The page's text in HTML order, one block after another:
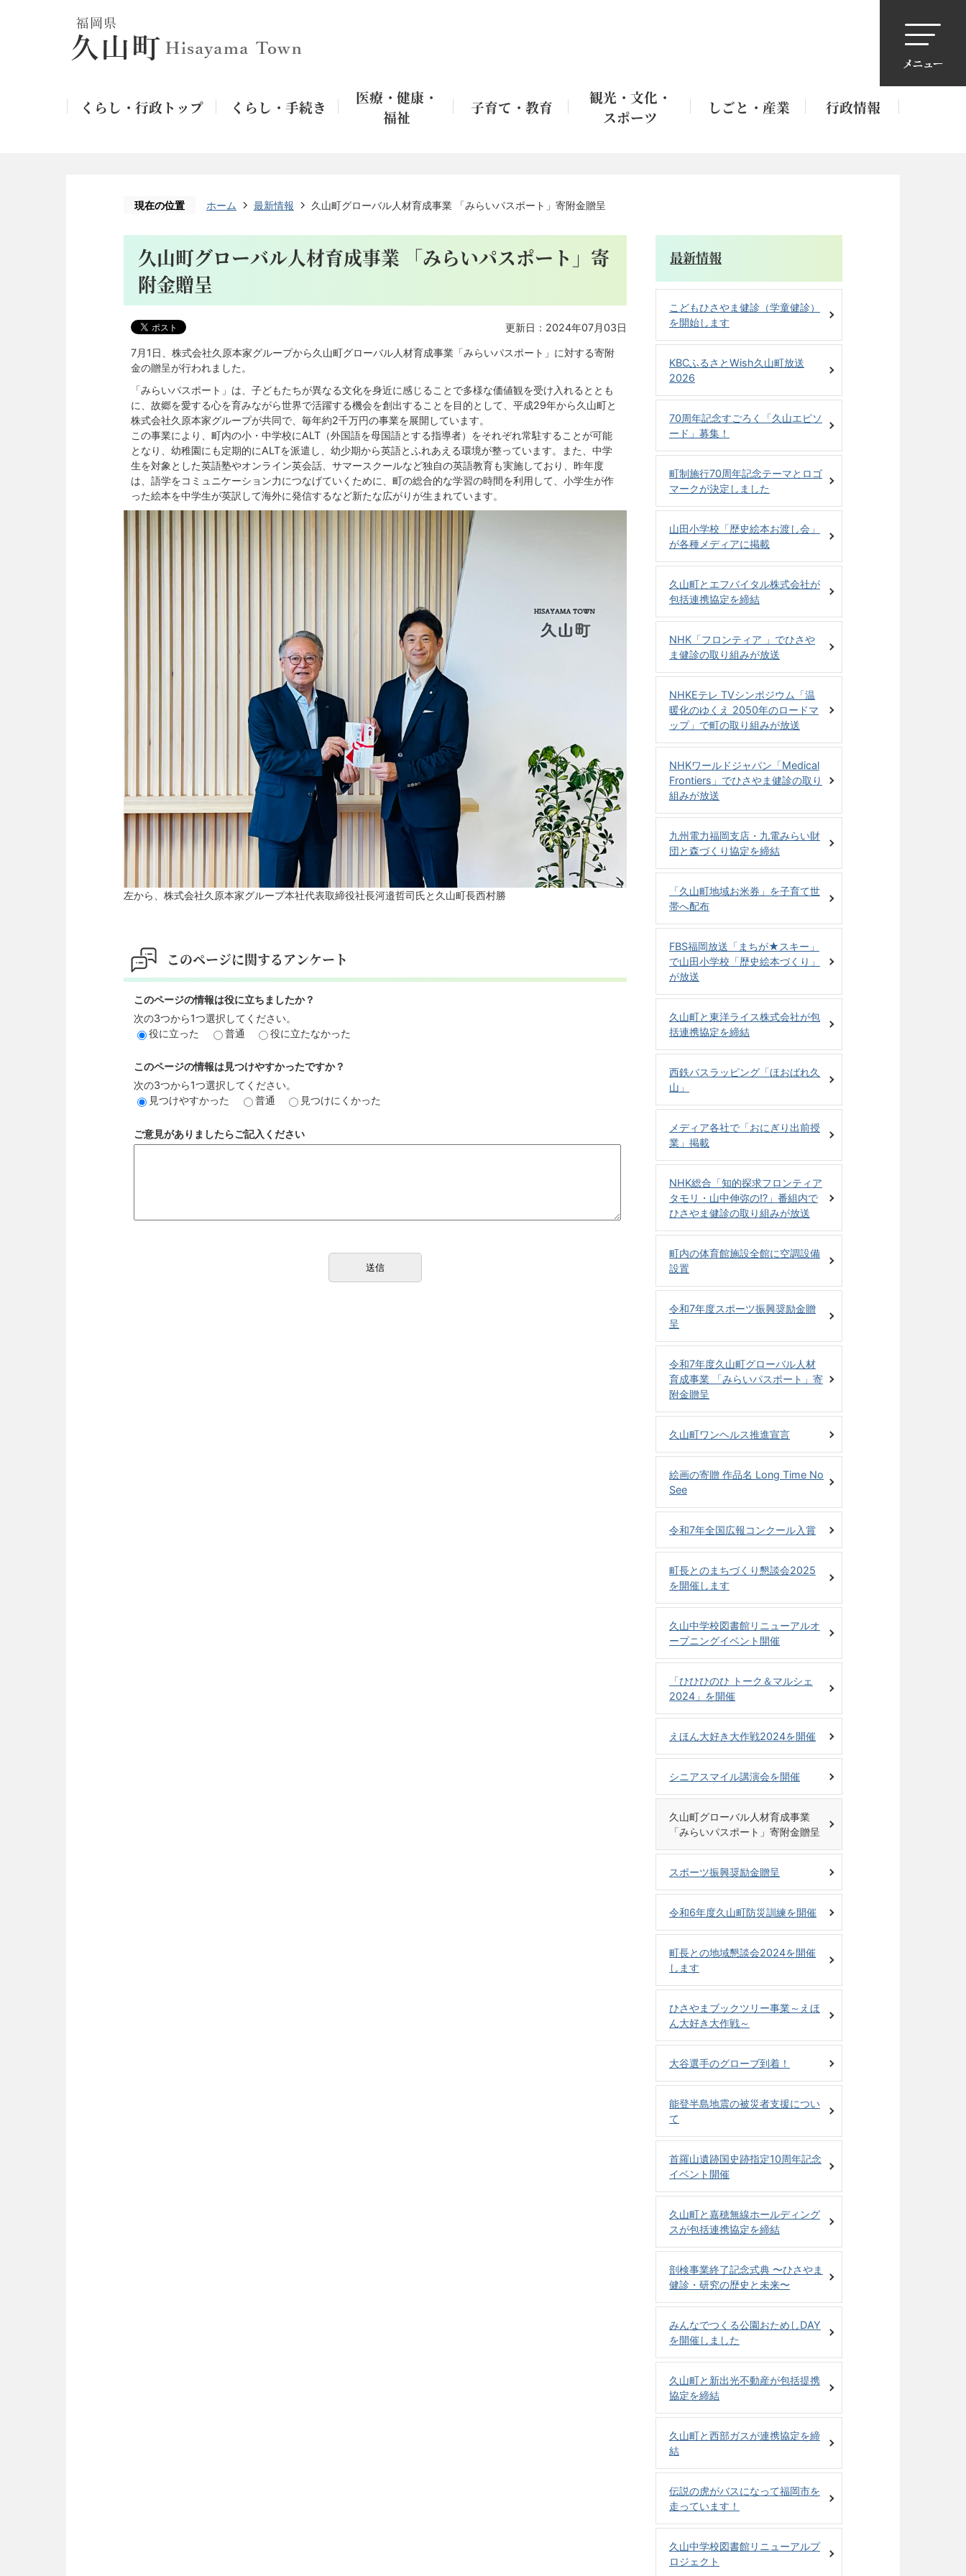
くらし・行政トップ くらし・手続き
医療・健康・
福祉
子育て・教育
観光・文化・
スポーツ
しごと・産業 行政情報
現在の位置 ホーム 最新情報 久山町グローバル人材育成事業 「みらいパスポート」寄附金贈呈
久山町グローバル人材育成事業 「みらいパスポート」寄
附金贈呈
更新日：2024年07月03日
7月1日、株式会社久原本家グループから久山町グローバル人材育成事業「みらいパスポート」に対する寄附
金の贈呈が行われました。
「みらいパスポート」は、子どもたちが異なる文化を身近に感じることで多様な価値観を受け入れるととも
に、故郷を愛する心を育みながら世界で活躍する機会を創出することを目的として、平成29年から久山町と
株式会社久原本家グループが共同で、毎年約2千万円の事業を展開しています。
この事業により、町内の小・中学校にALT（外国語を母国語とする指導者）をそれぞれ常駐することが可能
となり、幼稚園にも定期的にALTを派遣し、幼少期から英語とふれあえる環境が整っています。また、中学
生を対象とした英語塾やオンライン英会話、サマースクールなど独自の英語教育も実施しており、昨年度
は、語学をコミュニケーション力につなげていくために、町の総合的な学習の時間を利用して、小学生が作
った絵本を中学生が英訳して海外に発信するなど新たな広がりが生まれています。
左から、株式会社久原本家グループ本社代表取締役社長河邉哲司氏と久山町長西村勝
このページに関するアンケート
このページの情報は役に立ちましたか？
次の3つから1つ選択してください。
役に立った
普通 役に立たなかった
このページの情報は見つけやすかったですか？
次の3つから1つ選択してください。
見つけやすかった
普通 見つけにくかった
ご意見がありましたらご記入ください
最新情報
こどもひさやま健診（学童健診）
を開始します
KBCふるさとWish久山町放送
2026
70周年記念すごろく「久山エピソ
ード」募集！
町制施行70周年記念テーマとロゴ
マークが決定しました
山田小学校「歴史絵本お渡し会」
が各種メディアに掲載
久山町とエフバイタル株式会社が
包括連携協定を締結
NHK「フロンティア 」でひさや
ま健診の取り組みが放送
NHKEテレ TVシンポジウム「温
暖化のゆくえ 2050年のロードマ
ップ」で町の取り組みが放送
NHKワールドジャパン「Medical
Frontiers」でひさやま健診の取り
組みが放送
九州電力福岡支店・九電みらい財
団と森づくり協定を締結
「久山町地域お米券」を子育て世
帯へ配布
FBS福岡放送「まちが★スキー」
で山田小学校「歴史絵本づくり」
が放送
久山町と東洋ライス株式会社が包
括連携協定を締結
西鉄バスラッピング「ほおばれ久
山」
メディア各社で「おにぎり出前授
業」掲載
NHK総合「知的探求フロンティア
タモリ・山中伸弥の!?」番組内で
ひさやま健診の取り組みが放送
町内の体育館施設全館に空調設備
設置
令和7年度スポーツ振興奨励金贈
呈
令和7年度久山町グローバル人材
育成事業 「みらいパスポート」寄
附金贈呈
久山町ワンヘルス推進宣言
絵画の寄贈 作品名 Long Time No
See
令和7年全国広報コンクール入賞
町長とのまちづくり懇談会2025
を開催します
久山中学校図書館リニューアルオ
ープニングイベント開催
「ひひひのひ トーク＆マルシェ
2024」を開催
えほん大好き大作戦2024を開催
シニアスマイル講演会を開催
久山町グローバル人材育成事業
「みらいパスポート」寄附金贈呈
スポーツ振興奨励金贈呈
令和6年度久山町防災訓練を開催
町長との地域懇談会2024を開催
します
ひさやまブックツリー事業～えほ
ん大好き大作戦～
大谷選手のグローブ到着！
能登半島地震の被災者支援につい
て
首羅山遺跡国史跡指定10周年記念
イベント開催
久山町と嘉穂無線ホールディング
スが包括連携協定を締結
剖検事業終了記念式典 〜ひさやま
健診・研究の歴史と未来〜
みんなでつくる公園おためしDAY
を開催しました
久山町と新出光不動産が包括提携
協定を締結
久山町と西部ガスが連携協定を締
結
伝説の虎がバスになって福岡市を
走っています！
久山中学校図書館リニューアルプ
ロジェクト